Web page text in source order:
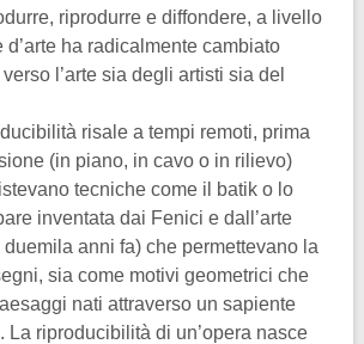
riprodurre e diffondere, a livello
d’arte ha radicalmente cambiato
verso l’arte sia degli artisti sia del
risale a tempi remoti, prima
(in piano, in cavo o in rilievo)
tecniche come il batik o lo
inventata dai Fenici e dall’arte
anni fa) che permettevano la
sia come motivi geometrici che
nati attraverso un sapiente
La riproducibilità di un’opera nasce